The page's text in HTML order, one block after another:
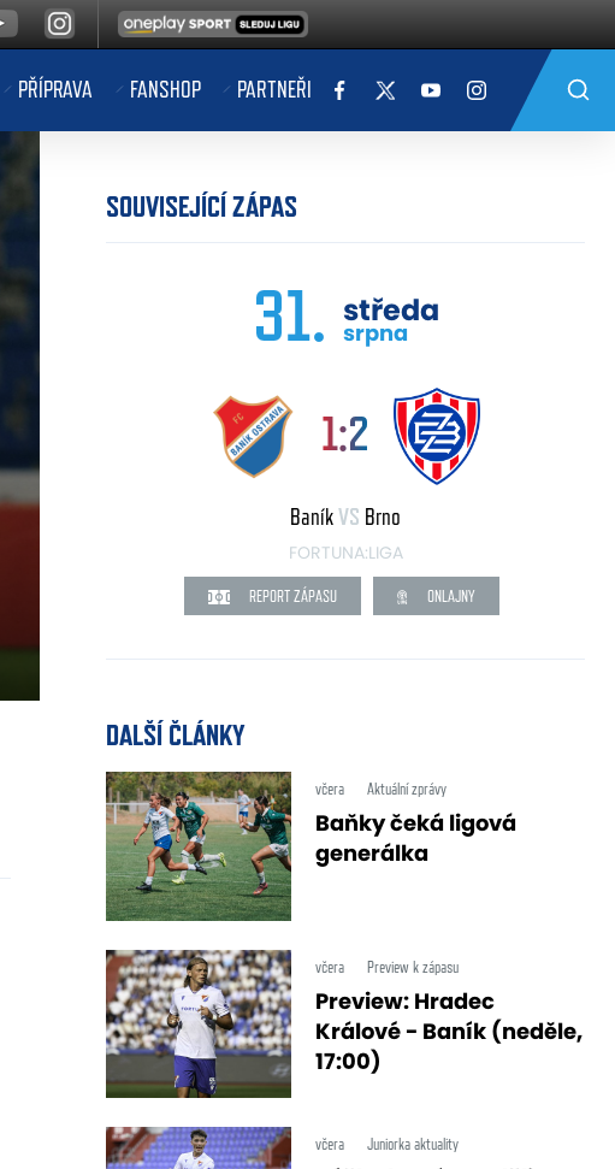
PŘÍPRAVA FANSHOP PARTNEŘI
SOUVISEJÍCÍ ZÁPAS
31. středa
srpna
1:2
BaníkVS Brno
FORTUNA:LIGA
REPORT ZÁPASU ONLAJNY
DALŠÍ ČLÁNKY
včera Aktuální zprávy
Baňky čeká ligová
generálka
včera Preview k zápasu
Preview: Hradec
Králové - Baník (neděle,
17:00)
včera Juniorka aktuality